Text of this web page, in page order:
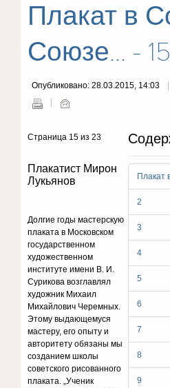
Плакат в
Союзе... - 15
Опубликовано: 28.03.2015, 14:03
Плакат
2
3
4
5
6
7
8
9
Страница 15 из 23
Плакатист Мирон
Лукьянов
Долгие годы мастерскую
плаката в Московском
государственном
художественном
институте имени В. И.
Сурикова возглавлял
художник Михаил
Михайлович Черемных.
Этому выдающемуся
мастеру, его опыту и
авторитету обязаны мы
созданием школы
советского рисованного
плаката. „Ученик